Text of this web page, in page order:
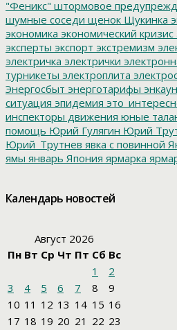
"Феникс" штормовое
шумные соседи щенок Щукинка
экономика экономический кризис
эксперты экспорт экстремизм
электричка электрички
турникеты электроплита
Энергосбыт энерготарифы
ситуация эпидемия
инспекторы движения юные
помощь Юрий Гулягин Юрий
Юрий_Трутнев явка с повинной
ямы январь Япония ярмарка
Календарь новостей
Август 2026
Пн Вт Ср Чт Пт Сб Вс
1
2
3
4 5 6 7 8
9
10 11 12 13 14 15 16
17 18 19 20 21 22 23